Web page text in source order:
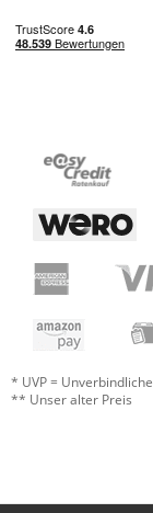
* UVP =
** Unser alter Preis